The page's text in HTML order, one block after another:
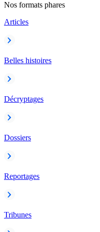
Nos formats phares
Articles
Belles histoires
Décryptages
Dossiers
Reportages
Tribunes